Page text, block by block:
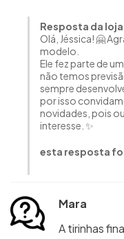
Resposta da
Olá, Jéssica! 🤗
modelo.
Ele fez parte de
não temos
sempre
por isso
novidades, pois
interesse. ✨
esta resposta
Mara
A tirinhas